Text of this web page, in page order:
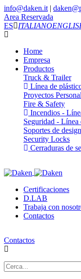
info@daken.it |
Area Reservada
ES
ITALIANO
Home
Empresa
Productos
Truck & Trailer
Línea de
Proyectos
Fire & Safety
Incendios -
Seguridad - Línea
Soportes de
Security Locks
Cerraduras de
Certificaciones
D.LAB
Trabaja con
Contactos
Contactos